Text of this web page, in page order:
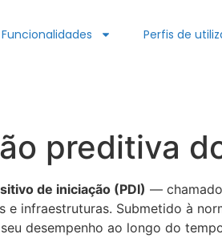
Funcionalidades Perfis de
preditiva
de iniciação (PDI) —
e infraestruturas. Submetido à
desempenho ao longo do